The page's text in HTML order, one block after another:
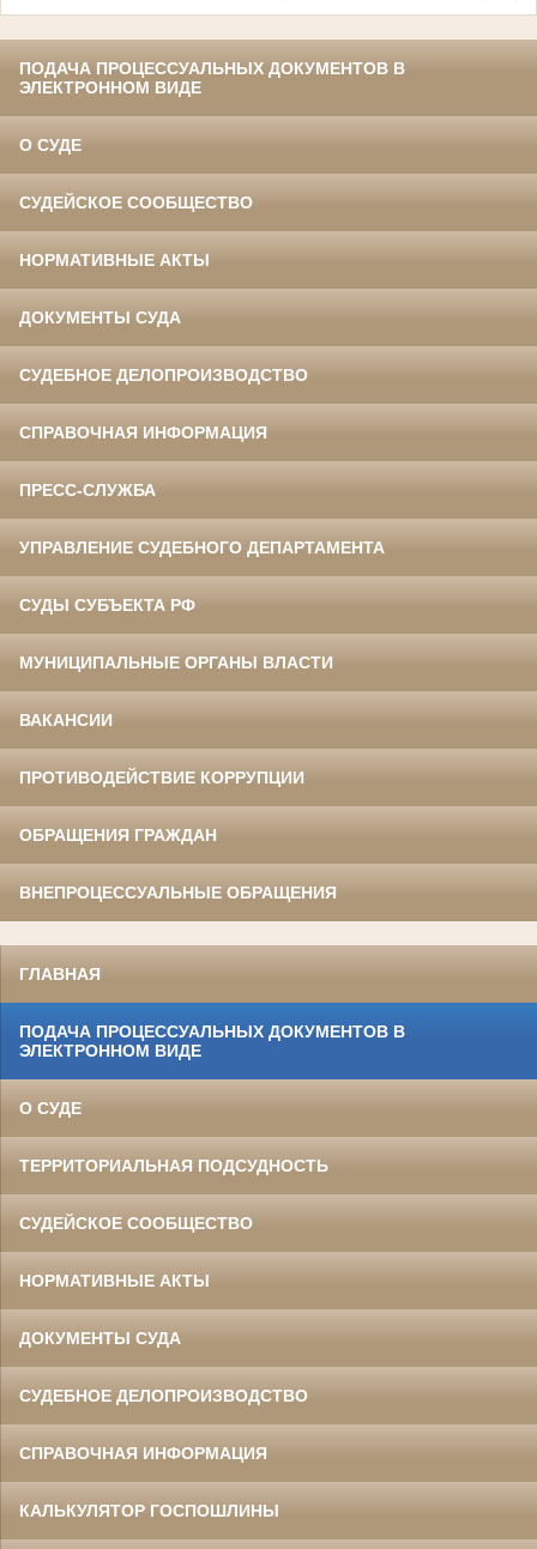
ПОДАЧА ПРОЦЕССУАЛЬНЫХ ДОКУМЕНТОВ В
ЭЛЕКТРОННОМ ВИДЕ
О СУДЕ
СУДЕЙСКОЕ СООБЩЕСТВО
НОРМАТИВНЫЕ АКТЫ
ДОКУМЕНТЫ СУДА
СУДЕБНОЕ ДЕЛОПРОИЗВОДСТВО
СПРАВОЧНАЯ ИНФОРМАЦИЯ
ПРЕСС-СЛУЖБА
УПРАВЛЕНИЕ СУДЕБНОГО ДЕПАРТАМЕНТА
СУДЫ СУБЪЕКТА РФ
МУНИЦИПАЛЬНЫЕ ОРГАНЫ ВЛАСТИ
ВАКАНСИИ
ПРОТИВОДЕЙСТВИЕ КОРРУПЦИИ
ОБРАЩЕНИЯ ГРАЖДАН
ВНЕПРОЦЕССУАЛЬНЫЕ ОБРАЩЕНИЯ
ГЛАВНАЯ
ПОДАЧА ПРОЦЕССУАЛЬНЫХ ДОКУМЕНТОВ В
ЭЛЕКТРОННОМ ВИДЕ
О СУДЕ
ТЕРРИТОРИАЛЬНАЯ ПОДСУДНОСТЬ
СУДЕЙСКОЕ СООБЩЕСТВО
НОРМАТИВНЫЕ АКТЫ
ДОКУМЕНТЫ СУДА
СУДЕБНОЕ ДЕЛОПРОИЗВОДСТВО
СПРАВОЧНАЯ ИНФОРМАЦИЯ
КАЛЬКУЛЯТОР ГОСПОШЛИНЫ